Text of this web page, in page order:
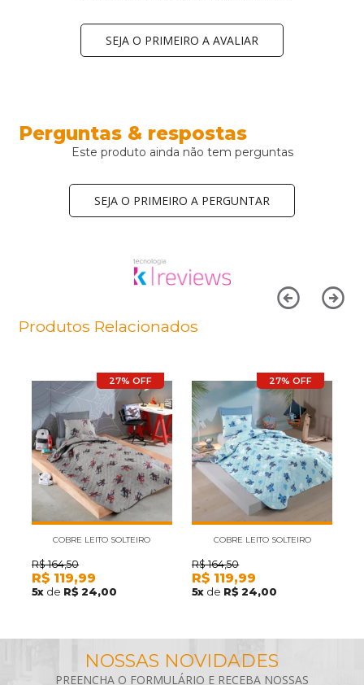
SEJA O PRIMEIRO A AVALIAR
Perguntas & respostas
Este produto ainda não tem perguntas
SEJA O PRIMEIRO A PERGUNTAR
Produtos Relacionados
27% OFF
COBRE LEITO SOLTEIRO
HEDRONS DISNEY SPIDER-MAN
1,60 X 2,35 ( NÃO ACOMPANHA
R$ 164,50
R$ 119,99
5x de R$ 24,00
27% OFF
COBRE LEITO SOLTEIRO
HEDRONS DISNEY STITCH
FOLHAS 1,60 X 2,35 ( NÃO
R$ 164,50
R$ 119,99
5x de R$ 24,00